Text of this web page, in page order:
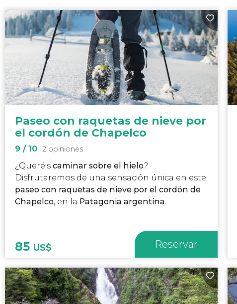
Paseo con raquetas de nieve por
el cordón de Chapelco
9/ 10 2 opiniones
¿Queréiscaminar sobre el hielo?
Disfrutaremos de una sensación única en este
paseo con raquetas de nieve por el cordón de
Chapelco, en la Patagonia argentina.
85 US$ Reservar